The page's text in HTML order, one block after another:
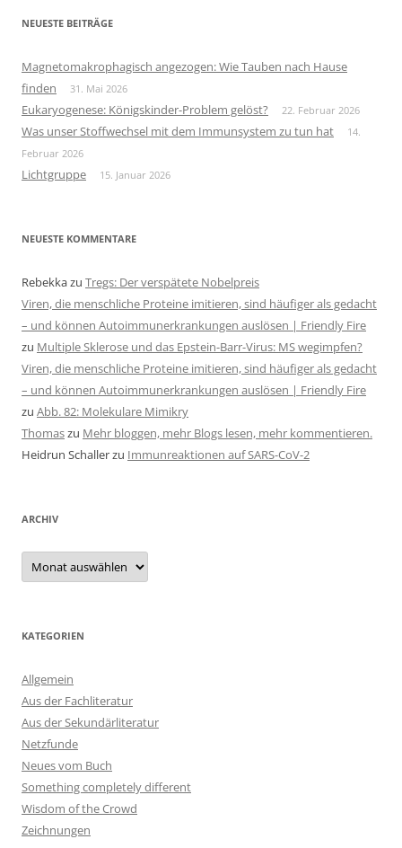
NEUESTE BEITRÄGE
Magnetomakrophagisch angezogen: Wie Tauben nach Hause
finden
31. Mai 2026
Eukaryogenese: Königskinder-Problem gelöst? 22. Februar 2026
Was unser Stoffwechsel mit dem Immunsystem zu tun hat
14.
Februar 2026
Lichtgruppe 15. Januar 2026
NEUESTE KOMMENTARE
Rebekkazu Tregs: Der verspätete Nobelpreis
Viren, die menschliche Proteine imitieren, sind häufiger als gedacht
– und können Autoimmunerkrankungen auslösen | Friendly Fire
zu Multiple Sklerose und das Epstein-Barr-Virus: MS wegimpfen?
Viren, die menschliche Proteine imitieren, sind häufiger als gedacht
– und können Autoimmunerkrankungen auslösen | Friendly Fire
zu Abb. 82: Molekulare Mimikry
Thomaszu Mehr bloggen, mehr Blogs lesen, mehr kommentieren.
Heidrun Schallerzu Immunreaktionen auf SARS-CoV-2
ARCHIV
Archiv
KATEGORIEN
Allgemein
Aus der Fachliteratur
Aus der Sekundärliteratur
Netzfunde
Neues vom Buch
Something completely different
Wisdom of the Crowd
Zeichnungen